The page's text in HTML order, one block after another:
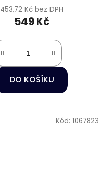
453,72 Kč bez DPH
549 Kč
DO KOŠÍKU
Kód: 1067823